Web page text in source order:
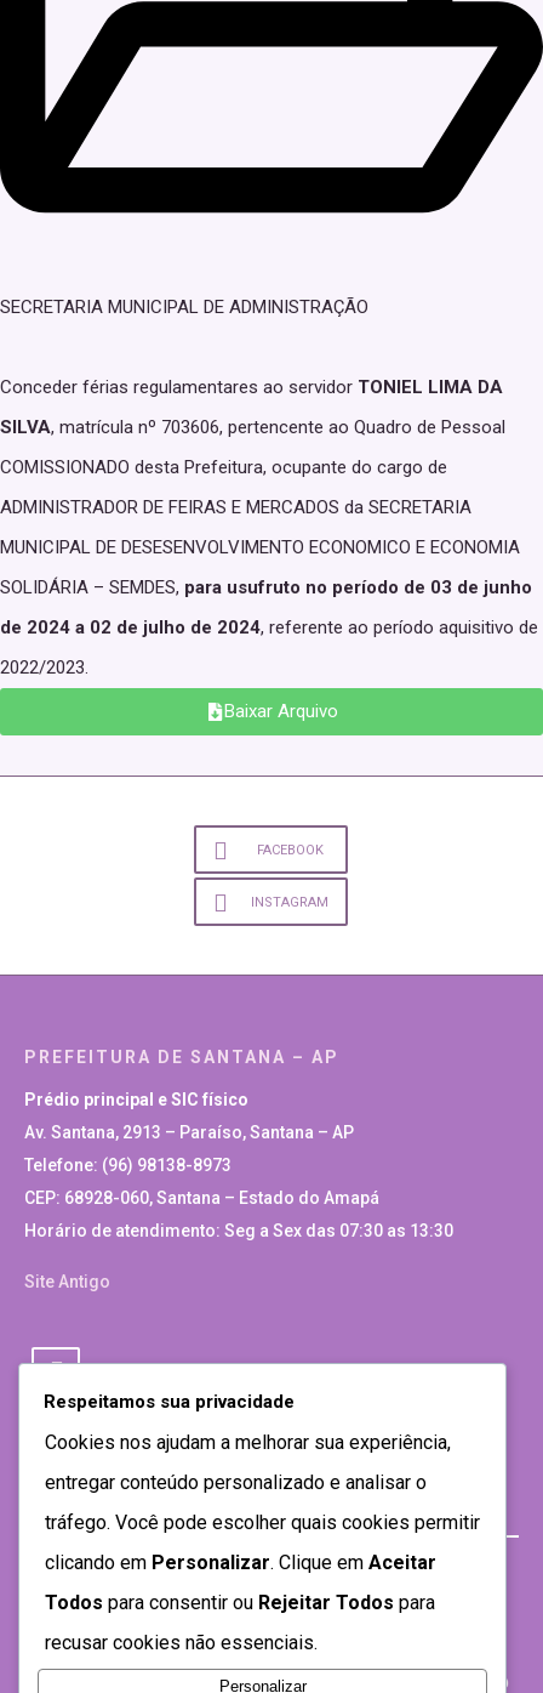
SECRETARIA MUNICIPAL DE ADMINISTRAÇÃO
Conceder férias regulamentares ao servidor TONIEL LIMA DA
SILVA, matrícula nº 703606, pertencente ao Quadro de Pessoal
COMISSIONADO desta Prefeitura, ocupante do cargo de
ADMINISTRADOR DE FEIRAS E MERCADOS da SECRETARIA
MUNICIPAL DE DESESENVOLVIMENTO ECONOMICO E ECONOMIA
SOLIDÁRIA – SEMDES, para usufruto no período de 03 de junho
de 2024 a 02 de julho de 2024, referente ao período aquisitivo de
2022/2023.
Baixar Arquivo
FACEBOOK
INSTAGRAM
PREFEITURA DE SANTANA – AP
Prédio principal e SIC físico
Av. Santana, 2913 – Paraíso, Santana – AP
Telefone: (96) 98138-8973
CEP: 68928-060, Santana – Estado do Amapá
Horário de atendimento: Seg a Sex das 07:30 as 13:30
Site Antigo
Respeitamos sua privacidade
Cookies nos ajudam a melhorar sua experiência,
entregar conteúdo personalizado e analisar o
tráfego. Você pode escolher quais cookies permitir
clicando em Personalizar. Clique em Aceitar
Todos para consentir ou Rejeitar Todos para
recusar cookies não essenciais.
Personalizar